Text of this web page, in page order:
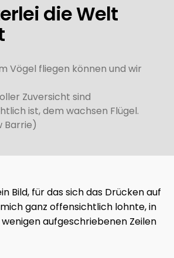
die Welt
Vögel fliegen können und wir
Zuversicht sind
ist, dem wachsen Flügel.
Barrie)
Bild, für das sich das Drücken auf
ganz offensichtlich lohnte, in
aufgeschriebenen Zeilen